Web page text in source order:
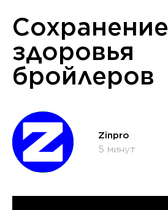
Сохранение
здоровья
бройлеров
Zinpro
5 минут